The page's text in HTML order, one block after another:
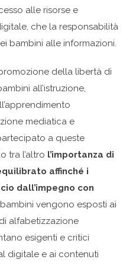
alle risorse e
che la responsabilità
bambini alle informazioni.
della libertà di
all’istruzione,
mediatica e
a queste
tra l’altro l’importanza di
affinché i
dall’impegno con
vengono esposti ai
alfabetizzazione
esigenti e critici
digitale e ai contenuti